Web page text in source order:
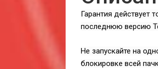
Гарантия действует
последнюю версию
Не запускайте на
блокировке всей